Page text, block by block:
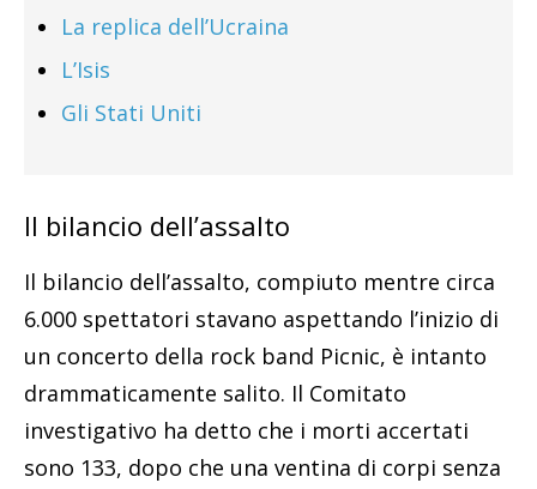
La replica dell’Ucraina
L’Isis
Gli Stati Uniti
Il bilancio dell’assalto
Il bilancio dell’assalto, compiuto mentre circa
6.000 spettatori stavano aspettando l’inizio di
un concerto della rock band Picnic, è intanto
drammaticamente salito. Il Comitato
investigativo ha detto che i morti accertati
sono 133, dopo che una ventina di corpi senza